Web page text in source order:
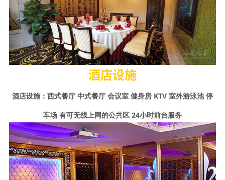
酒店设施
酒店设施：西式餐厅 中式餐厅 会议室 健身房 KTV 室外游泳池 停
车场 有可无线上网的公共区 24小时前台服务